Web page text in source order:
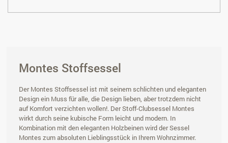
Montes Stoffsessel
Der Montes Stoffsessel ist mit seinem schlichten und eleganten
Design ein Muss für alle, die Design lieben, aber trotzdem nicht
auf Komfort verzichten wollen!. Der Stoff-Clubsessel Montes
wirkt durch seine kubische Form leicht und modern. In
Kombination mit den eleganten Holzbeinen wird der Sessel
Montes zum absoluten Lieblingsstück in Ihrem Wohnzimmer.